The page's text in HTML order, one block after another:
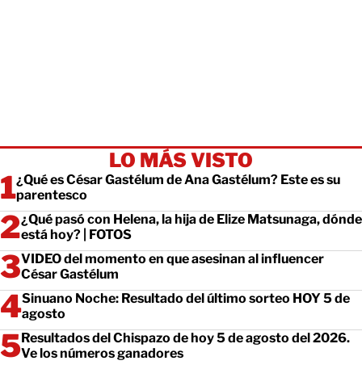
LO MÁS VISTO
¿Qué es César Gastélum de Ana Gastélum? Este es su
parentesco
¿Qué pasó con Helena, la hija de Elize Matsunaga, dónde
está hoy? | FOTOS
VIDEO del momento en que asesinan al influencer
César Gastélum
Sinuano Noche: Resultado del último sorteo HOY 5 de
agosto
Resultados del Chispazo de hoy 5 de agosto del 2026.
Ve los números ganadores